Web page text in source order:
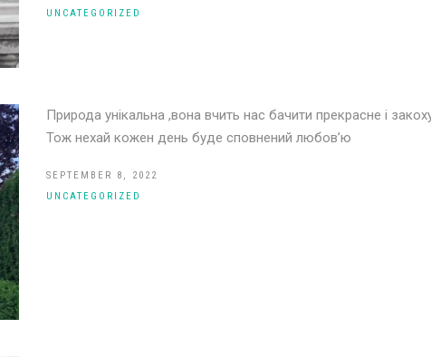
UNCATEGORIZED
Природа унікальна ,вона вчить нас бачити прекрасне і
Тож нехай кожен день буде сповнений любов’ю
SEPTEMBER 8, 2022
UNCATEGORIZED